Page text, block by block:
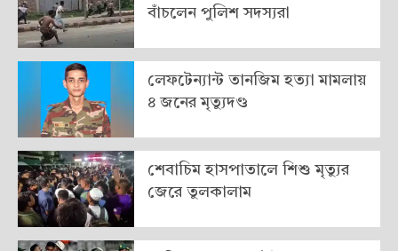
বাঁচলেন পুলিশ সদস্যরা
লেফটেন্যান্ট তানজিম হত্যা মামলায়
৪ জনের মৃত্যুদণ্ড
শেবাচিম হাসপাতালে শিশু মৃত্যুর
জেরে তুলকালাম